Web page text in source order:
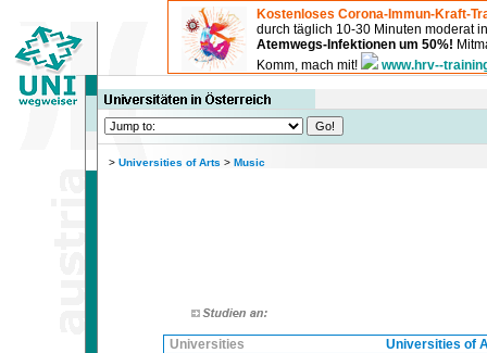
Kostenloses Corona-Immun-Kraft-
durch täglich 10-30 Minuten moderat
Atemwegs-Infektionen um 50%!
Komm, mach mit!
www.hrv--
> Universities of Arts > Music
Universities Universities of